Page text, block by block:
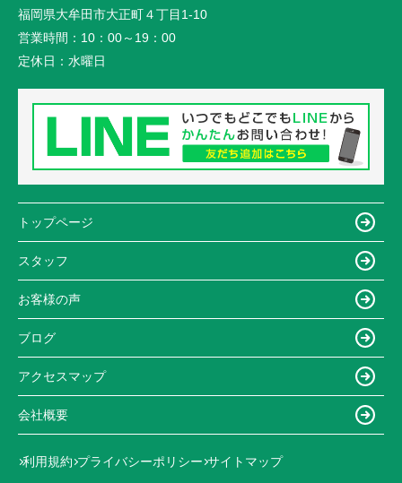
福岡県大牟田市大正町４丁目1-10
営業時間： 10：00～19：00
定休日： 水曜日
トップページ
スタッフ
お客様の声
ブログ
アクセスマップ
会社概要
利用規約 プライバシーポリシー サイトマップ